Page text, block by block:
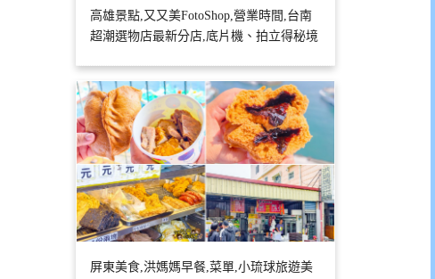
高雄景點,又又美FotoShop,營業時間,台南
超潮選物店最新分店,底片機、拍立得秘境
屏東美食,洪媽媽早餐,菜單,小琉球旅遊美